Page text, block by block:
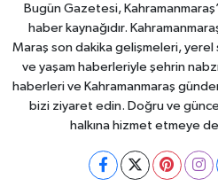
Bugün Gazetesi,
haber kaynağıdır.
Maraş son dakika gelişmeleri,
ve yaşam haberleriyle şehrin
haberleri ve Kahramanmaraş
bizi ziyaret edin. Doğru ve
halkına hizmet etmeye